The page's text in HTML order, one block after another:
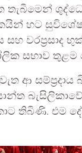
හට සුවිශේෂ
සහ
සභාව
ආ සම්ප්‍රදාය
බැසිලිකාවේ
තිබිණි. එම